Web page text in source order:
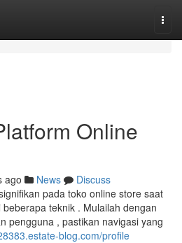
Online
ago News
Discuss
pada toko online store saat
teknik . Mulailah dengan
pengguna , pastikan navigasi yang
blog.com/profile